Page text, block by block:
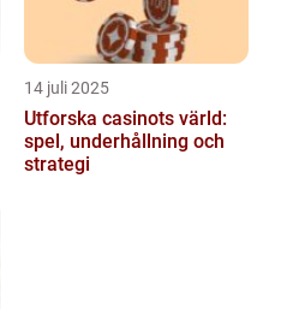
14 juli 2025
Utforska casinots värld:
spel, underhållning och
strategi